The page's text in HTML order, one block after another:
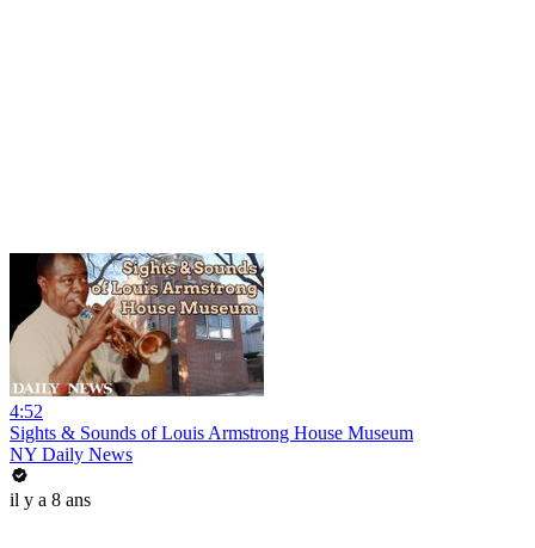
4:52
Sights & Sounds of Louis Armstrong House Museum
NY Daily News
il y a 8 ans